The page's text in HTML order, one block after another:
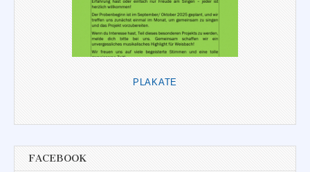
PLAKATE
FACEBOOK